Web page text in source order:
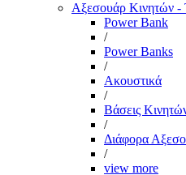
Αξεσουάρ Κινητών -
Power Bank
/
Power Banks
/
Ακουστικά
/
Βάσεις
/
Διάφορα
/
view more